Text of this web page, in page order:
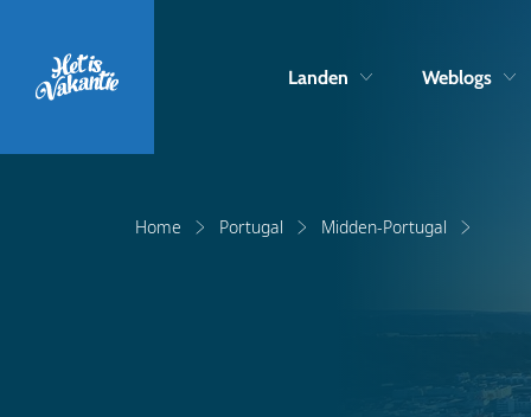
Landen Weblogs
Home Portugal Midden-Portugal